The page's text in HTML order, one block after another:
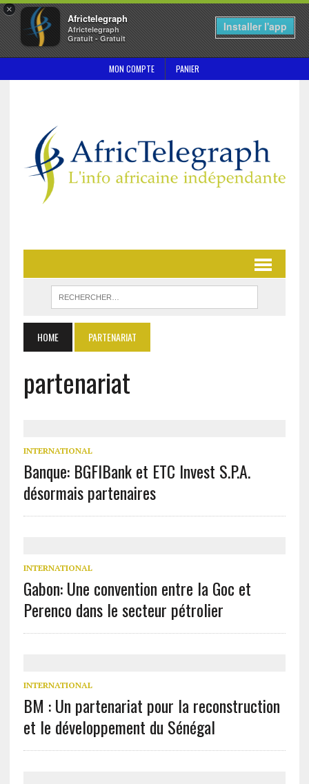
×
Africtelegraph
Africtelegraph
Gratuit - Gratuit
Installer l'app
MON COMPTE PANIER
HOME PARTENARIAT
partenariat
INTERNATIONAL
Banque: BGFIBank et ETC Invest S.P.A.
désormais partenaires
INTERNATIONAL
Gabon: Une convention entre la Goc et
Perenco dans le secteur pétrolier
INTERNATIONAL
BM : Un partenariat pour la reconstruction
et le développement du Sénégal